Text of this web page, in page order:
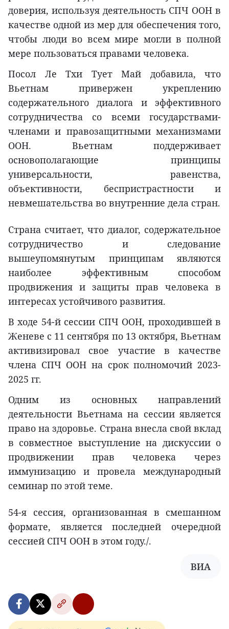
доверия, используя деятельность СПЧ ООН в
качестве одной из мер для обеспечения того,
чтобы люди во всем мире могли в полной
мере пользоваться правами человека.
Посол Ле Тхи Тует Май добавила, что
Вьетнам привержен укреплению
содержательного диалога и эффективного
сотрудничества со всеми государствами-
членами и правозащитными механизмами
ООН. Вьетнам поддерживает
основополагающие принципы
универсальности, равенства,
объективности, беспристрастности и
невмешательства во внутренние дела стран.
Страна считает, что диалог, содержательное
сотрудничество и следование
вышеупомянутым принципам являются
наиболее эффективным способом
продвижения и защиты прав человека в
интересах устойчивого развития.
В ходе 54-й сессии СПЧ ООН, проходившей в
Женеве с 11 сентября по 13 октября, Вьетнам
активизировал свое участие в качестве
члена СПЧ ООН на срок полномочий 2023-
2025 гг.
Одним из основных направлений
деятельности Вьетнама на сессии является
право на здоровье. Страна внесла свой вклад
в совместное выступление на дискуссии о
продвижении прав человека через
иммунизацию и провела международный
семинар по этой теме.
54-я сессия, организованная в смешанном
формате, является последней очередной
сессией СПЧ ООН в этом году./.
ВИА